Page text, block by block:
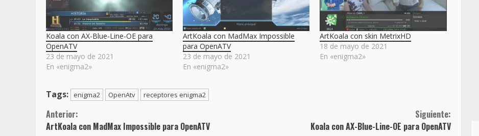
Koala con AX-Blue-Line-OE para
OpenATV
23 de mayo de 2021
En «enigma2»
ArtKoala con MadMax Impossible
para OpenATV
23 de mayo de 2021
En «enigma2»
ArtKoala con skin MetrixHD
18 de mayo de 2021
En «enigma2»
Tags: enigma2 OpenAtv receptores enigma2
Sigue
Anterior:
ArtKoala con MadMax Impossible para OpenATV
Siguiente:
Koala con AX-Blue-Line-OE para OpenATV